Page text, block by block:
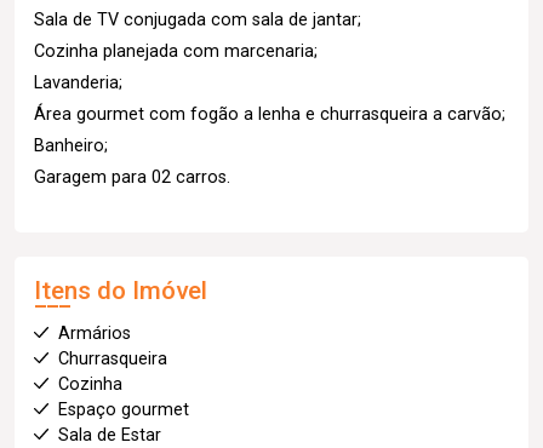
Sala de TV conjugada com sala de jantar;
Cozinha planejada com marcenaria;
Lavanderia;
Área gourmet com fogão a lenha e churrasqueira a carvão;
Banheiro;
Garagem para 02 carros.
Itens do Imóvel
Armários
Churrasqueira
Cozinha
Espaço gourmet
Sala de Estar